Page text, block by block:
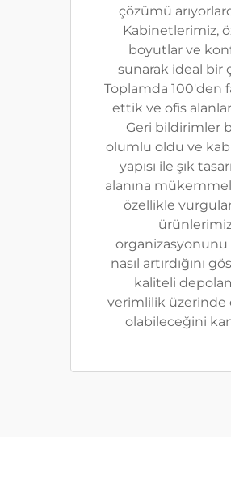
çözümü
Kabinetlerimiz,
boyutlar ve
sunarak ideal bir
Toplamda 100'den
ettik ve ofis
Geri bildirimler
olumlu oldu ve
yapısı ile şık
alanına
özellikle
nasıl artırdığını
kaliteli
verimlilik üzerinde
olabileceğini